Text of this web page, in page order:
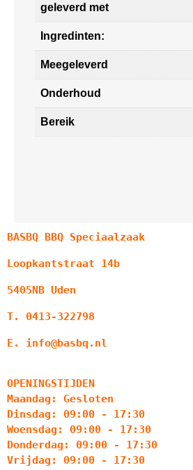
geleverd met
Ingredinten:
Meegeleverd
Onderhoud
Bereik
BASBQ BBQ Speciaalzaak
Loopkantstraat 14b
5405NB Uden
T. 0413-322798
E. info@basbq.nl
OPENINGSTIJDEN
Maandag: Gesloten
Dinsdag: 09:00 - 17:30
Woensdag: 09:00 - 17:30
Donderdag: 09:00 - 17:30
Vrijdag: 09:00 - 17:30